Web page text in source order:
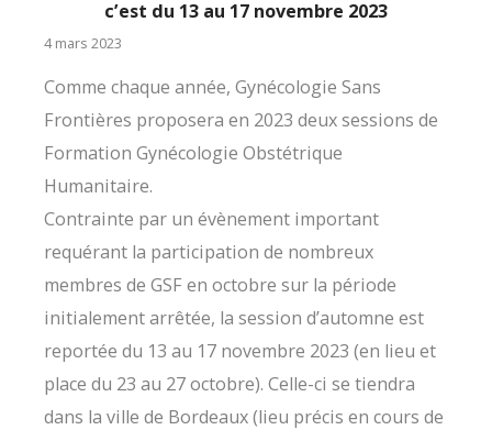
c’est du 13 au 17 novembre 2023
4 mars 2023
Comme chaque année, Gynécologie Sans
Frontières proposera en 2023 deux sessions de
Formation Gynécologie Obstétrique
Humanitaire.
Contrainte par un évènement important
requérant la participation de nombreux
membres de GSF en octobre sur la période
initialement arrêtée, la session d’automne est
reportée du 13 au 17 novembre 2023 (en lieu et
place du 23 au 27 octobre). Celle-ci se tiendra
dans la ville de Bordeaux (lieu précis en cours de